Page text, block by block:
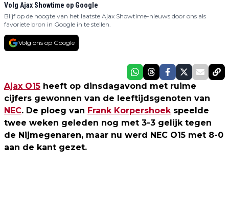
Volg Ajax Showtime op Google
Blijf op de hoogte van het laatste Ajax Showtime-nieuws door ons als
favoriete bron in Google in te stellen.
Volg ons op Google
Ajax O15 heeft op dinsdagavond met ruime
cijfers gewonnen van de leeftijdsgenoten van
NEC. De ploeg van Frank Korpershoekspeelde
twee weken geleden nog met 3-3 gelijk tegen
de Nijmegenaren, maar nu werd NEC O15 met 8-0
aan de kant gezet.